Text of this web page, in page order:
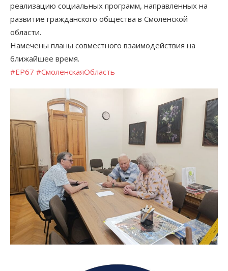
реализацию социальных программ, направленных на
развитие гражданского общества в Смоленской
области.
Намечены планы совместного взаимодействия на
ближайшее время.
#ЕР67 #СмоленскаяОбласть